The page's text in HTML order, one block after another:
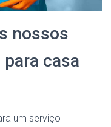
nossos
casa
um serviço